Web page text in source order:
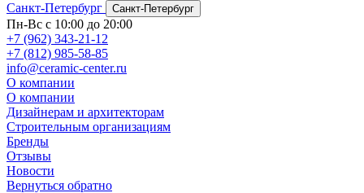
Санкт-Петербург
Санкт-Петербург
Пн-Вс с 10:00 до 20:00
+7 (962) 343-21-12
+7 (812) 985-58-85
info@ceramic-center.ru
О компании
О компании
Дизайнерам и архитекторам
Строительным организациям
Бренды
Отзывы
Новости
Вернуться обратно